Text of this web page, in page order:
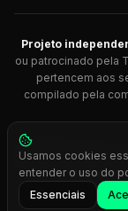
Projeto
ou patrocinado pela
pertencem aos
compilado pela
© 2026 Dicionário
Protheus.
Usamos cookies
entender o uso do
Essenciais